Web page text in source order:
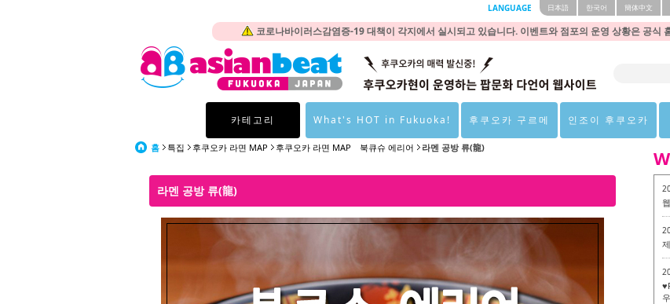
코로나바이러스감염증-19 대책이 각지에서 실시되고 있습니다. 이벤트와 점포의 운영 상황은 공식
LANGUAGE 日本語 한국어 簡体中文
카테고리 What's HOT in Fukuoka! 후쿠오카 구르메 인조이 후쿠오카
홈 특집 후쿠오카 라면 MAP 후쿠오카 라면 MAP 북큐슈 에리어 라멘 공방 류(龍)
라멘 공방 류(龍)